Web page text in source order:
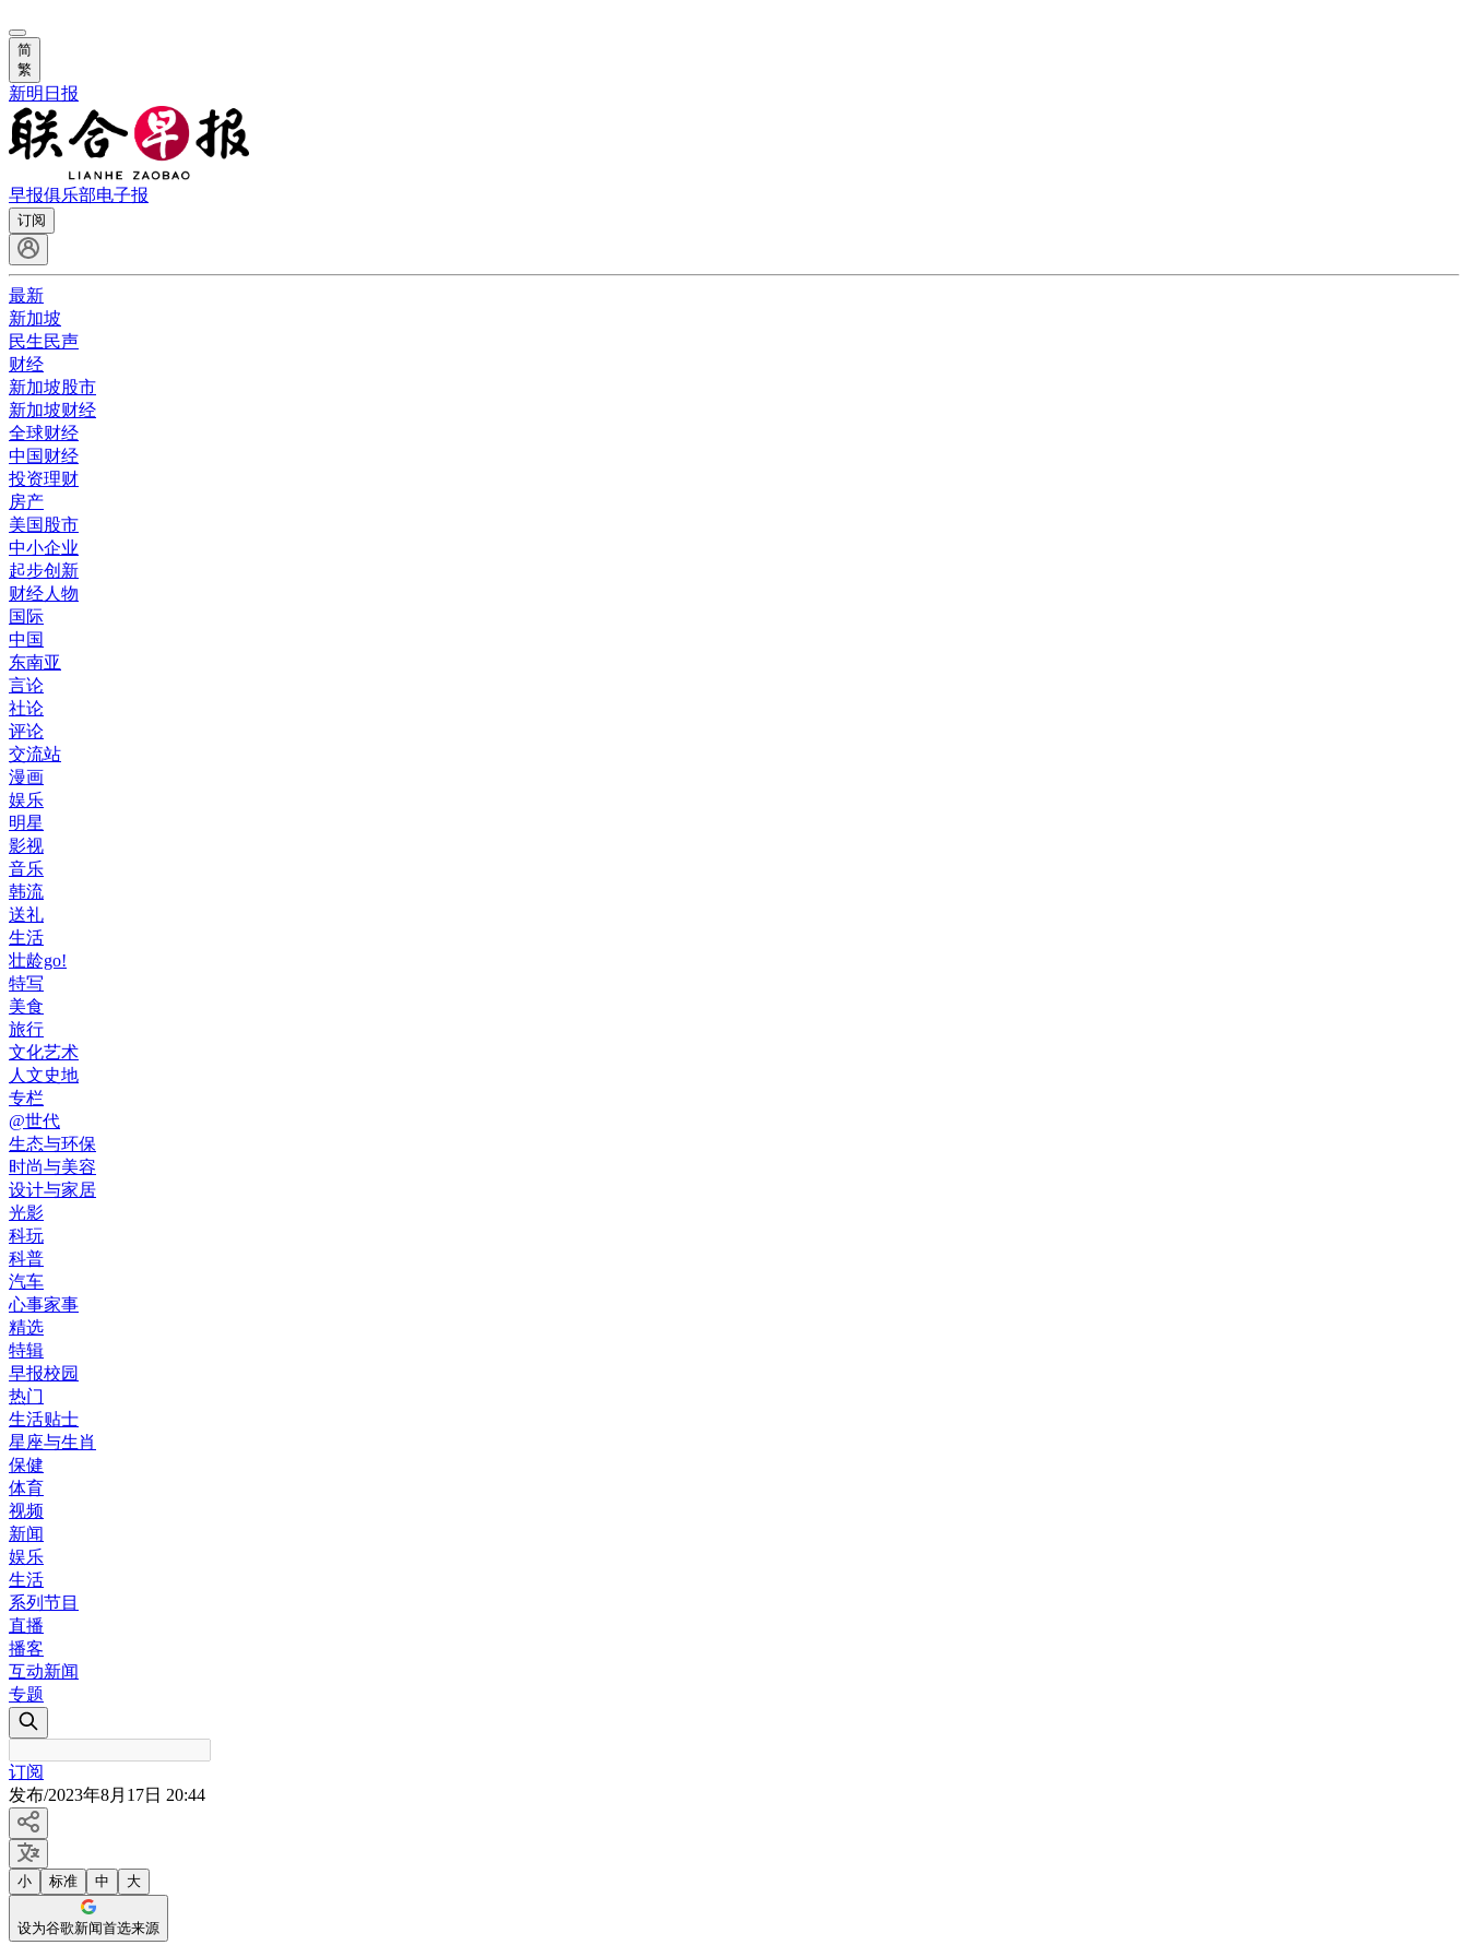
简
繁
新明日报
早报俱乐部电子报
订阅
最新
新加坡
民生民声
财经
新加坡股市
新加坡财经
全球财经
中国财经
投资理财
房产
美国股市
中小企业
起步创新
财经人物
国际
中国
东南亚
言论
社论
评论
交流站
漫画
娱乐
明星
影视
音乐
韩流
送礼
生活
壮龄go!
特写
美食
旅行
文化艺术
人文史地
专栏
@世代
生态与环保
时尚与美容
设计与家居
光影
科玩
科普
汽车
心事家事
精选
特辑
早报校园
热门
生活贴士
星座与生肖
保健
体育
视频
新闻
娱乐
生活
系列节目
直播
播客
互动新闻
专题
订阅
发布/2023年8月17日 20:44
小 标准 中 大
设为谷歌新闻首选来源